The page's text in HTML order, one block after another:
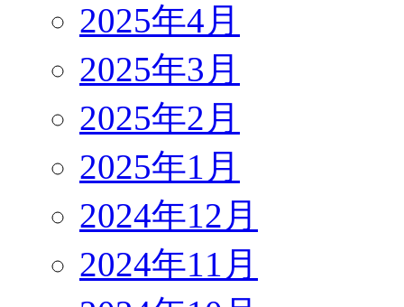
2025年4月
2025年3月
2025年2月
2025年1月
2024年12月
2024年11月